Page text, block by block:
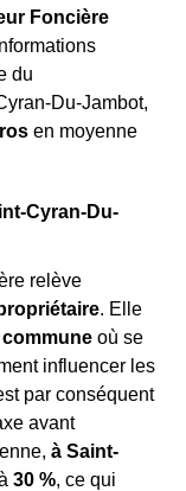
Foncière
du
Du-Jambot,
en moyenne
Cyran-Du-
relève
. Elle
où se
influencer les
par conséquent
avant
à Saint-
30 %, ce qui